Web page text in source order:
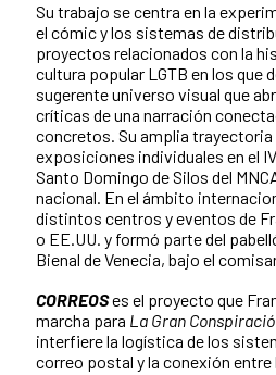
Su trabajo se centra en la
el cómic y los sistemas de
proyectos relacionados con la
cultura popular LGTB en los que
sugerente universo visual que
críticas de una narración
concretos. Su amplia trayectoria
exposiciones individuales en el
Santo Domingo de Silos del
nacional. En el ámbito
distintos centros y eventos de
o EE.UU. y formó parte del
Bienal de Venecia, bajo el
CORREOSes el proyecto que
marcha para La Gran
interfiere la logística de los
correo postal y la conexión